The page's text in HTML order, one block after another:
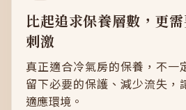
比起追求保養層數，更
刺激
真正適合冷氣房的保養，不一
留下必要的保護、減少流失，
適應環境。